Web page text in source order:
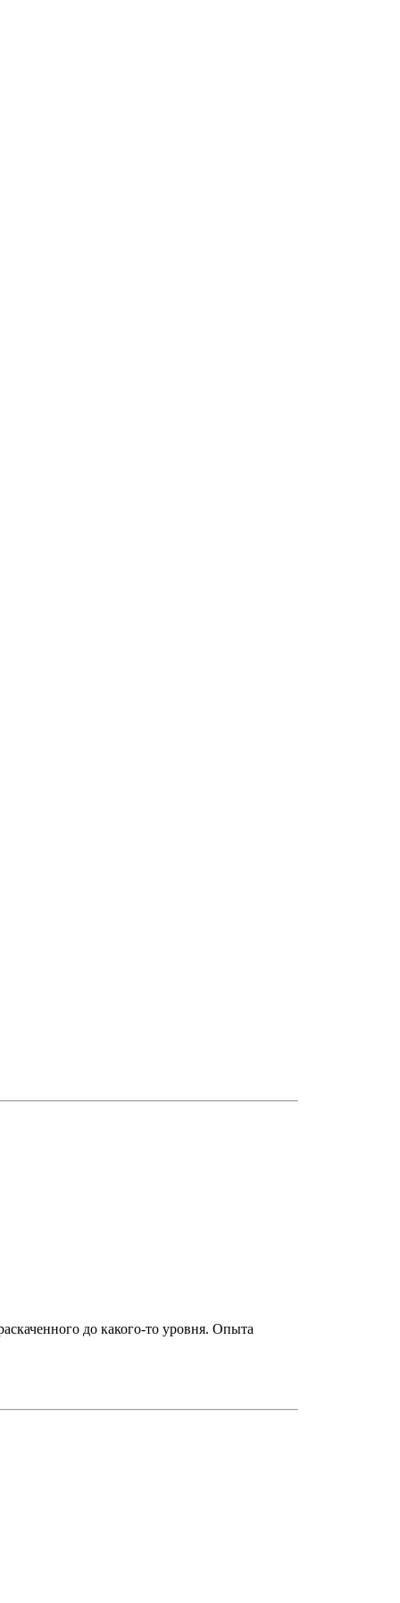
до какого-то уровня. Опыта